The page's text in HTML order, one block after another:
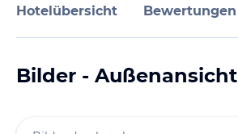
Hotelübersicht Bewertungen
Bilder - Außenansicht